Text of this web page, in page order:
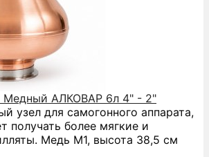
Медный АЛКОВАР 6л 4" - 2"
узел для самогонного аппарата,
получать более мягкие и
Медь М1, высота 38,5 см